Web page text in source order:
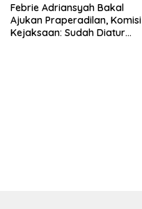
Febrie Adriansyah Bakal
Ajukan Praperadilan, Komisi
Kejaksaan: Sudah Diatur